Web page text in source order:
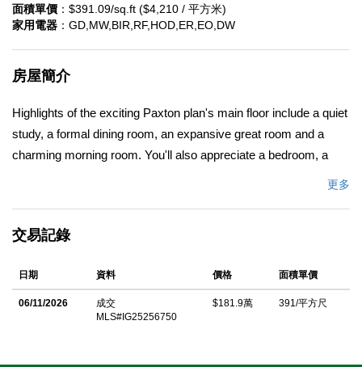
面積單價 ：$391.09/sq.ft ($4,210 / 平方米)
家用電器 ：GD,MW,BIR,RF,HOD,ER,EO,DW
房屋簡介
Highlights of the exciting Paxton plan's main floor include a quiet
study, a formal dining room, an expansive great room and a
charming morning room. You'll also appreciate a bedroom, a
found upstairs, as can a convenient laundry, two shared
suite boasting an immense walk-in closet and a private bath with
a soaking tub and walk-in shower.
更多
交易記錄
日期 資料 價格 面積單價
06/11/2026
成交
MLS#IG25256750
$181.9萬 391/平方尺